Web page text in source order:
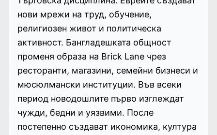
нови мрежи на труд, обучение,
религиозен живот и политическа
активност. Бангладешката общност
променя образа на Brick Lane чрез
ресторанти, магазини, семейни бизнеси и
мюсюлмански институции. Във всеки
период новодошлите първо изглеждат
чужди, бедни и уязвими. После
постепенно създават икономика, култура